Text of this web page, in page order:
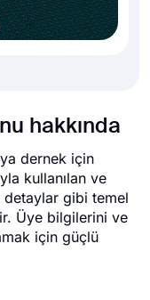
hakkında
dernek için
kullanılan ve
gibi temel
Üye bilgilerini ve
için güçlü